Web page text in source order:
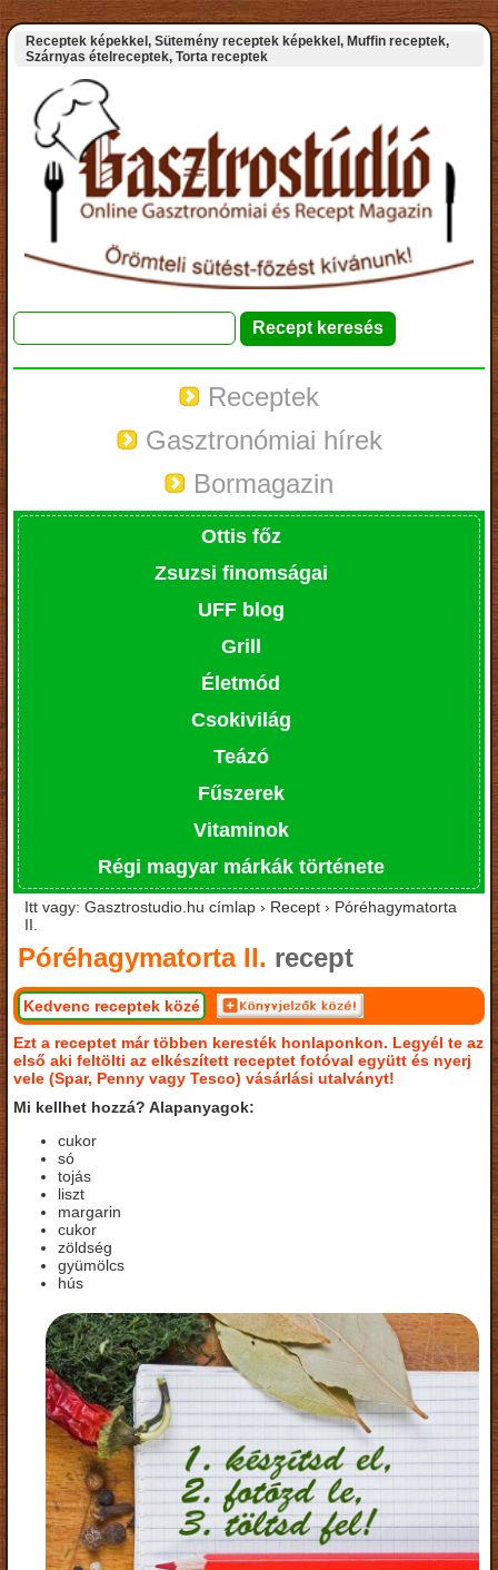
Receptek képekkel, Sütemény receptek képekkel, Muffin receptek,
Szárnyas ételreceptek, Torta receptek
Receptek
Gasztronómiai hírek
Bormagazin
Ottis főz
Zsuzsi finomságai
UFF blog
Grill
Életmód
Csokivilág
Teázó
Fűszerek
Vitaminok
Régi magyar márkák története
Itt vagy: Gasztrostudio.hu címlap › Recept › Póréhagymatorta
II.
Póréhagymatorta II. recept
Kedvenc receptek közé
Ezt a receptet már többen keresték honlaponkon. Legyél te az
első aki feltölti az elkészített receptet fotóval együtt és nyerj
vele (Spar, Penny vagy Tesco) vásárlási utalványt!
Mi kellhet hozzá? Alapanyagok:
cukor
só
tojás
liszt
margarin
cukor
zöldség
gyümölcs
hús